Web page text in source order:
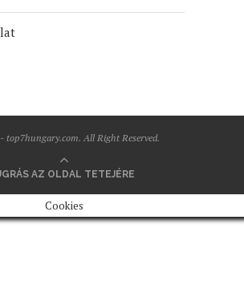
top7hungary.com. All Right Reserved.
AZ OLDAL TETEJÉRE
Cookies